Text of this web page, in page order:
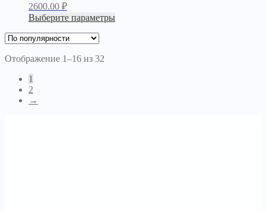
2600.00 ₽
Выберите параметры
Отображение 1–16 из 32
1
2
→